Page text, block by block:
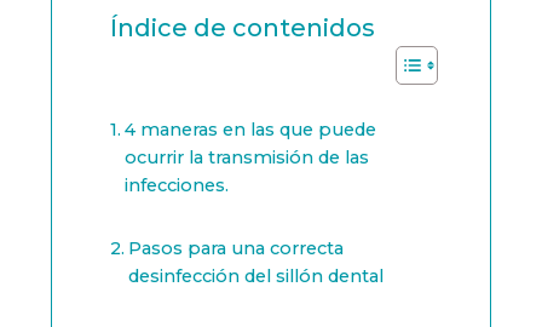
Índice de contenidos
4 maneras en las que puede
ocurrir la transmisión de las
infecciones.
Pasos para una correcta
desinfección del sillón dental